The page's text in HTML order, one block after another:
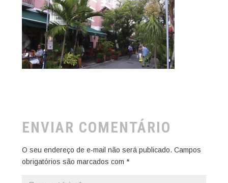
ENVIAR COMENTÁRIO
O seu endereço de e-mail não será publicado. Campos
obrigatórios são marcados com *